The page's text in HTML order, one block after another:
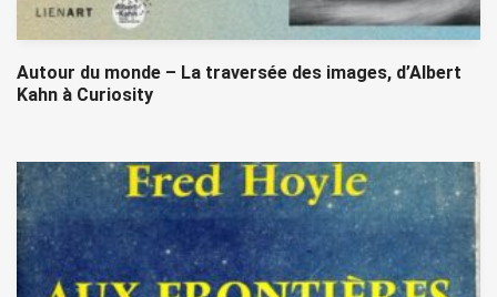
Autour du monde – La traversée des images, d’Albert
Kahn à Curiosity